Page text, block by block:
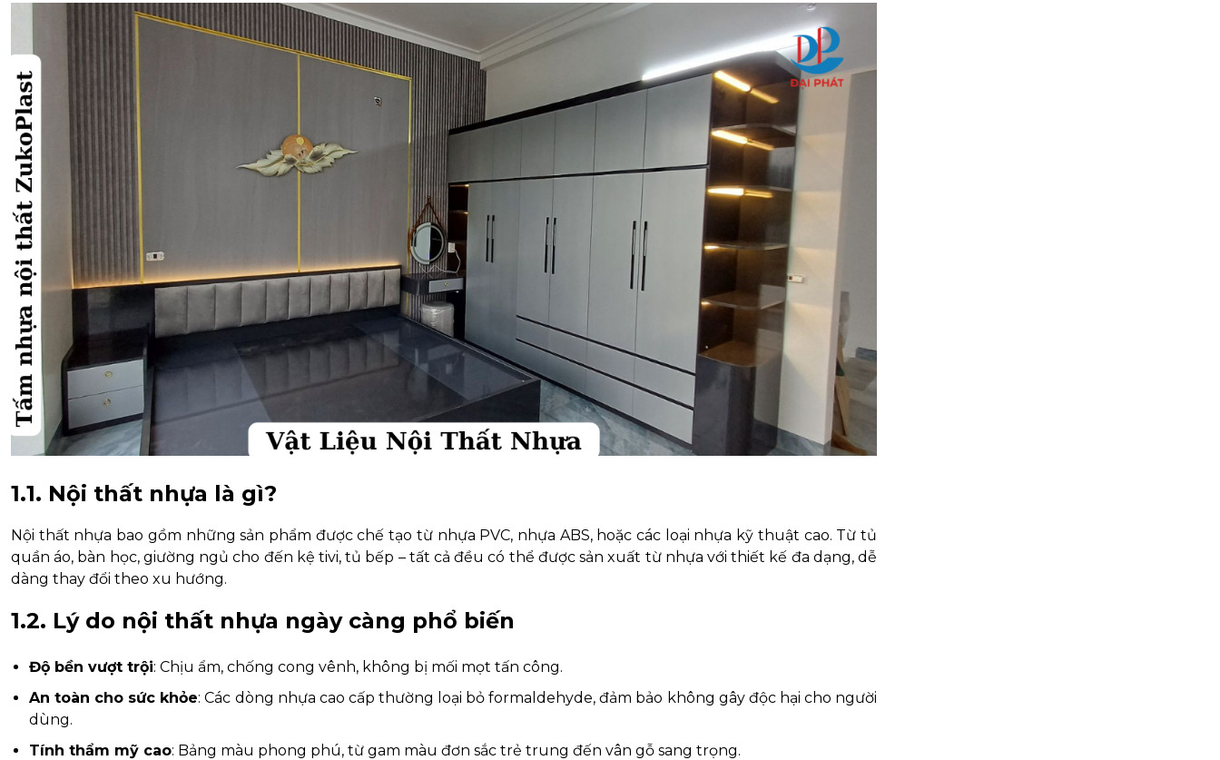
1.1. Nội thất nhựa là gì?
Nội thất nhựa bao gồm những sản phẩm được chế tạo từ nhựa PVC, nhựa ABS, hoặc các loại nhựa kỹ thuật cao. Từ tủ
quần áo, bàn học, giường ngủ cho đến kệ tivi, tủ bếp – tất cả đều có thể được sản xuất từ nhựa với thiết kế đa dạng, dễ
dàng thay đổi theo xu hướng.
1.2. Lý do nội thất nhựa ngày càng phổ biến
Độ bền vượt trội: Chịu ẩm, chống cong vênh, không bị mối mọt tấn công.
An toàn cho sức khỏe: Các dòng nhựa cao cấp thường loại bỏ formaldehyde, đảm bảo không gây độc hại cho người
dùng.
Tính thẩm mỹ cao: Bảng màu phong phú, từ gam màu đơn sắc trẻ trung đến vân gỗ sang trọng.